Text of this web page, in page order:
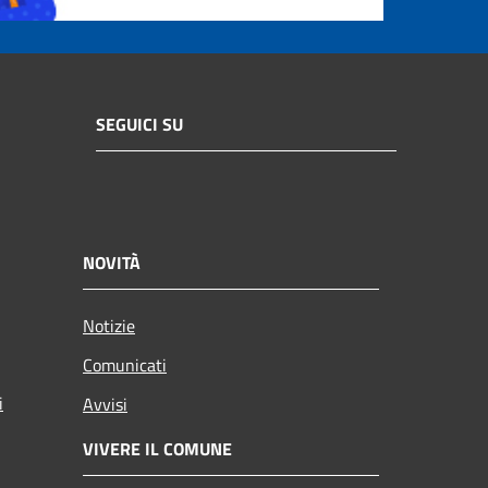
SEGUICI SU
NOVITÀ
Notizie
Comunicati
Avvisi
VIVERE IL COMUNE